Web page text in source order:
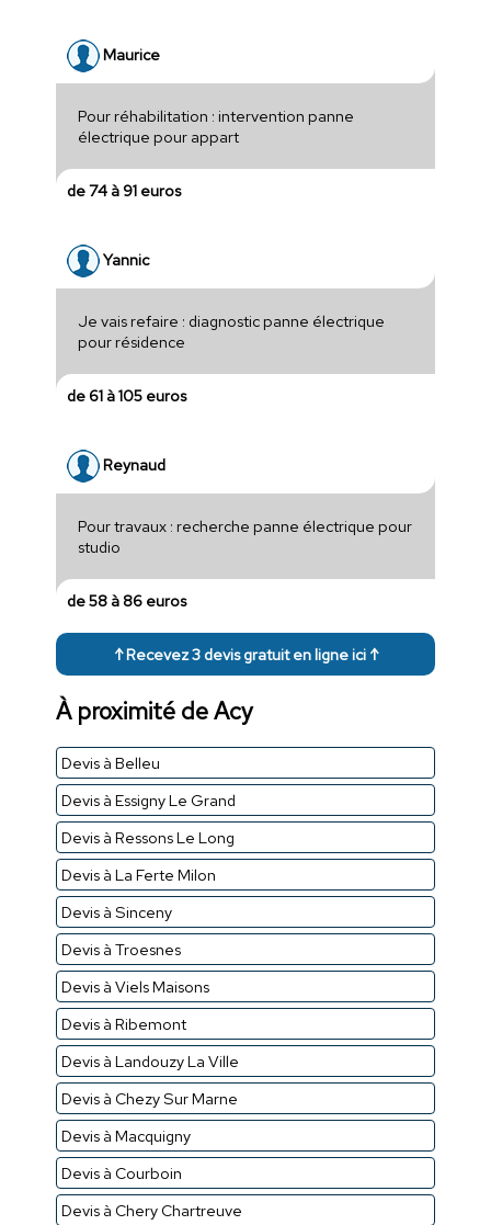
Maurice
Pour réhabilitation : intervention panne
électrique pour appart
de 74 à 91 euros
Yannic
Je vais refaire : diagnostic panne électrique
pour résidence
de 61 à 105 euros
Reynaud
Pour travaux : recherche panne électrique pour
studio
de 58 à 86 euros
↑ Recevez 3 devis gratuit en ligne ici ↑
À proximité de Acy
Devis à Belleu
Devis à Essigny Le Grand
Devis à Ressons Le Long
Devis à La Ferte Milon
Devis à Sinceny
Devis à Troesnes
Devis à Viels Maisons
Devis à Ribemont
Devis à Landouzy La Ville
Devis à Chezy Sur Marne
Devis à Macquigny
Devis à Courboin
Devis à Chery Chartreuve